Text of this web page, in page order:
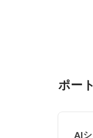
ポー
AI